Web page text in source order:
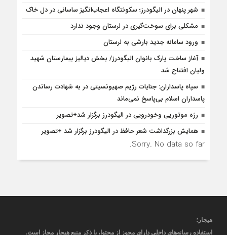
شهر پنهان در الیگودرز؛ سکونتگاه اعجاب‌انگیز ساسانی در دل خاک
مشکلی برای سوخت‌گیری در لرستان وجود ندارد
ورود سامانه جدید بارشی به لرستان
آغاز ساخت پارک بانوان الیگودرز/ بخش دیالیز بیمارستان شهید
ولیان افتتاح ‌شد
سپاه پاسداران: جنایات رژیم صهیونسیتی در به شهادت رساندن
پاسداران اسلام بی‌پاسخ نمی‌ماند
رژه موتوریی وخودرویی در الیگودرز برگزار شد+تصویر
همایش بزرگداشت شعر حافظ در الیگودرز برگزار شد +تصویر
Sorry. No data so far.
هیجار ؛
استفاده رسانه‌های داخلی دارای مجوز از محتوا، با ذکر منبع هیجار مجاز است.